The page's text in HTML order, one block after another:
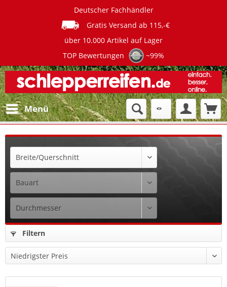
Deutscher Fachhändler
Gratis Versand ab 115,-€
über 10.000 Artikel auf Lager
TOP Bewertungen
~99%
Menü
Filtern